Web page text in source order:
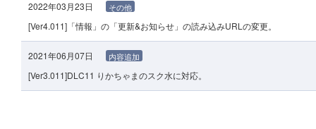
2022年03月23日 その他
[Ver4.011]「情報」の「更新&お知らせ」の読み込みURLの変更。
2021年06月07日 内容追加
[Ver3.011]DLC11 りかちゃまのスク水に対応。